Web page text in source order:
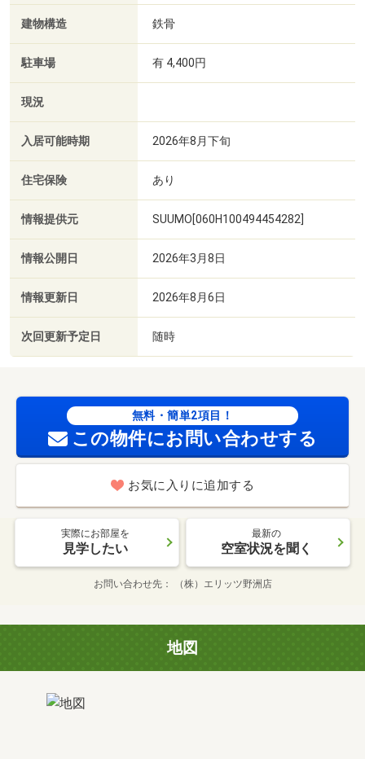
建物構造 鉄骨
駐車場 有 4,400円
現況
入居可能時期 2026年8月下旬
住宅保険 あり
情報提供元 SUUMO[060H100494454282]
情報公開日 2026年3月8日
情報更新日 2026年8月6日
次回更新予定日 随時
無料・簡単2項目！
この物件にお問い合わせする
お気に入りに追加する
実際にお部屋を
見学したい
最新の
空室状況を聞く
お問い合わせ先 （株）エリッツ野洲店
地図